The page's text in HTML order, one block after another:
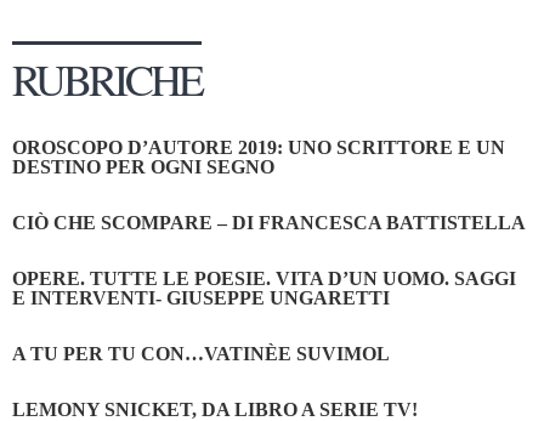
RUBRICHE
OROSCOPO D’AUTORE 2019: UNO SCRITTORE E UN
DESTINO PER OGNI SEGNO
CIÒ CHE SCOMPARE – DI FRANCESCA BATTISTELLA
OPERE. TUTTE LE POESIE. VITA D’UN UOMO. SAGGI
E INTERVENTI- GIUSEPPE UNGARETTI
A TU PER TU CON…VATINÈE SUVIMOL
LEMONY SNICKET, DA LIBRO A SERIE TV!